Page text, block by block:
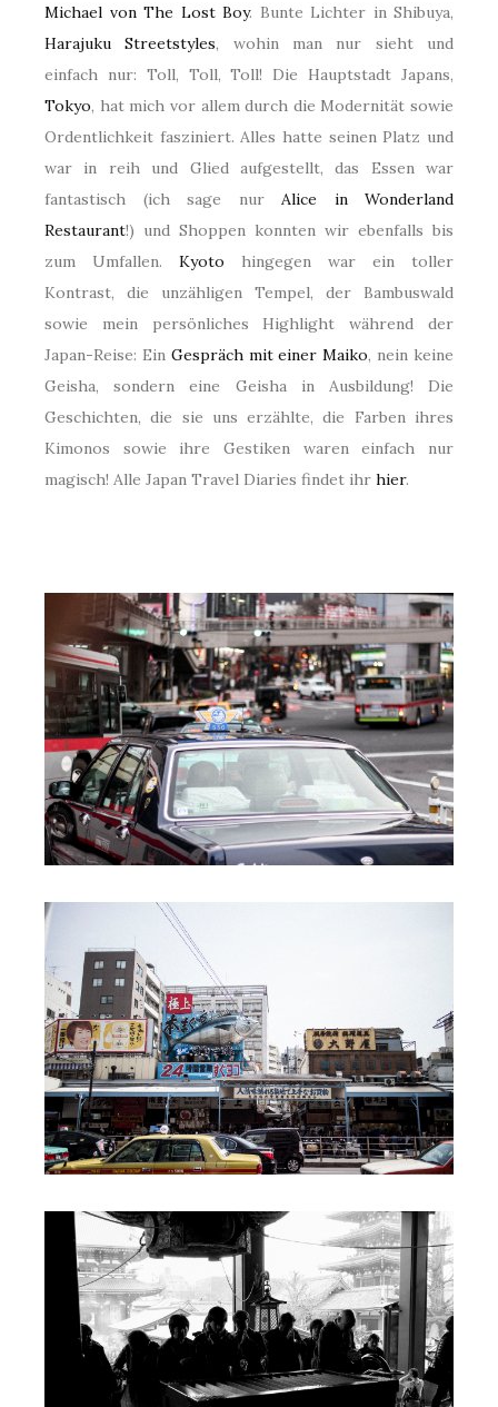
Michael von The Lost Boy. Bunte Lichter in Shibuya,
Harajuku Streetstyles, wohin man nur sieht und
einfach nur: Toll, Toll, Toll! Die Hauptstadt Japans,
Tokyo, hat mich vor allem durch die Modernität sowie
Ordentlichkeit fasziniert. Alles hatte seinen Platz und
war in reih und Glied aufgestellt, das Essen war
fantastisch (ich sage nur Alice in Wonderland
Restaurant!) und Shoppen konnten wir ebenfalls bis
zum Umfallen. Kyoto hingegen war ein toller
Kontrast, die unzähligen Tempel, der Bambuswald
sowie mein persönliches Highlight während der
Japan-Reise: Ein Gespräch mit einer Maiko, nein keine
Geisha, sondern eine Geisha in Ausbildung! Die
Geschichten, die sie uns erzählte, die Farben ihres
Kimonos sowie ihre Gestiken waren einfach nur
magisch! Alle Japan Travel Diaries findet ihr hier.